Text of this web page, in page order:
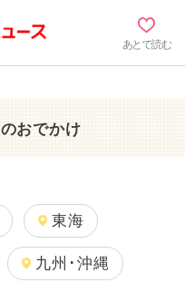
あとで読む
のおでかけ
東海
九州･沖縄